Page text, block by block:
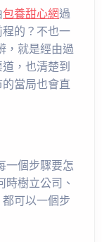
包養甜心網過
的？不也一
，就是經由過
，也清楚到
當局也會直
個步驟要怎
時樹立公司、
可以一個步